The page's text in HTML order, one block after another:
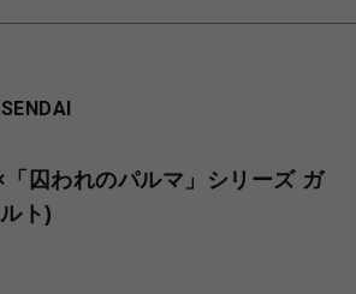
囚われのパルマ」シリーズ ガ
ト)